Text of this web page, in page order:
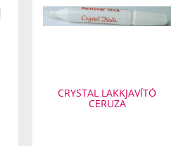
CRYSTAL LAKKJAVÍTÓ
CERUZA